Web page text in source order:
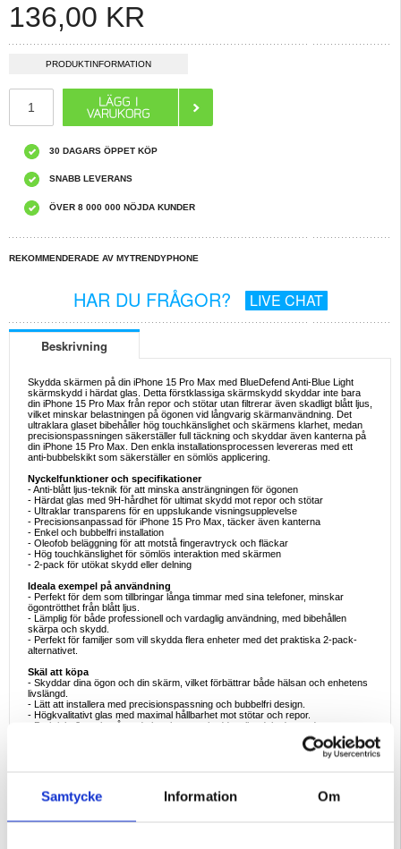
Samtycke Information Om
136,00 KR
PRODUKTINFORMATION
30 DAGARS ÖPPET KÖP
SNABB LEVERANS
ÖVER 8 000 000 NÖJDA KUNDER
REKOMMENDERADE AV MYTRENDYPHONE
HAR DU FRÅGOR? LIVE CHAT
Beskrivning
Skydda skärmen på din iPhone 15 Pro Max med BlueDefend Anti-Blue Light
skärmskydd i härdat glas. Detta förstklassiga skärmskydd skyddar inte bara
din iPhone 15 Pro Max från repor och stötar utan filtrerar även skadligt blått ljus,
vilket minskar belastningen på ögonen vid långvarig skärmanvändning. Det
ultraklara glaset bibehåller hög touchkänslighet och skärmens klarhet, medan
precisionspassningen säkerställer full täckning och skyddar även kanterna på
din iPhone 15 Pro Max. Den enkla installationsprocessen levereras med ett
anti-bubbelskikt som säkerställer en sömlös applicering.
Nyckelfunktioner och specifikationer
- Anti-blått ljus-teknik för att minska ansträngningen för ögonen
- Härdat glas med 9H-hårdhet för ultimat skydd mot repor och stötar
- Ultraklar transparens för en uppslukande visningsupplevelse
- Precisionsanpassad för iPhone 15 Pro Max, täcker även kanterna
- Enkel och bubbelfri installation
- Oleofob beläggning för att motstå fingeravtryck och fläckar
- Hög touchkänslighet för sömlös interaktion med skärmen
- 2-pack för utökat skydd eller delning
Ideala exempel på användning
- Perfekt för dem som tillbringar långa timmar med sina telefoner, minskar
ögontrötthet från blått ljus.
- Lämplig för både professionell och vardaglig användning, med bibehållen
skärpa och skydd.
- Perfekt för familjer som vill skydda flera enheter med det praktiska 2-pack-
alternativet.
Skäl att köpa
- Skyddar dina ögon och din skärm, vilket förbättrar både hälsan och enhetens
livslängd.
- Lätt att installera med precisionspassning och bubbelfri design.
- Högkvalitativt glas med maximal hållbarhet mot stötar och repor.
- Praktiskt 2-pack, så att du kan byta ut skyddet eller dela det med en annan
kan minska denna risk samtidigt som skärmens klarhet bevaras.